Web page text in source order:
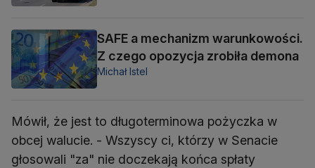
SAFE a mechanizm warunkowości.
Z czego opozycja zrobiła demona
Michał Istel
Mówił, że jest to długoterminowa pożyczka w
obcej walucie. - Wszyscy ci, którzy w Senacie
głosowali "za" nie doczekają końca spłaty